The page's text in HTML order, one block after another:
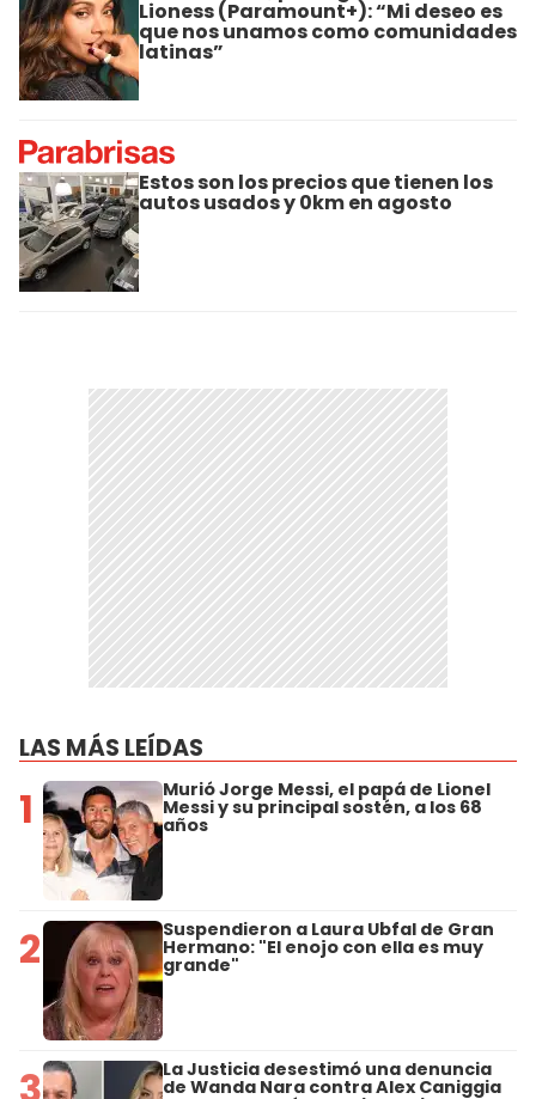
Lioness (Paramount+): “Mi deseo es
que nos unamos como comunidades
latinas”
Estos son los precios que tienen los
autos usados y 0km en agosto
LAS MÁS LEÍDAS
1 Murió Jorge Messi, el papá de Lionel
Messi y su principal sostén, a los 68
años
2 Suspendieron a Laura Ubfal de Gran
Hermano: "El enojo con ella es muy
grande"
La Justicia desestimó una denuncia
de Wanda Nara contra Alex Caniggia